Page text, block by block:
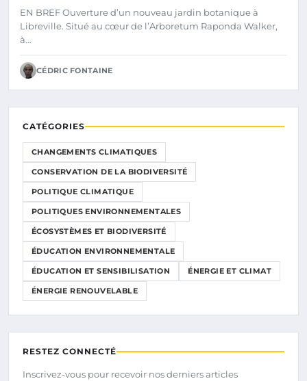
EN BREF Ouverture d’un nouveau jardin botanique à
Libreville. Situé au cœur de l’Arboretum Raponda Walker,
à…
CÉDRIC FONTAINE
CATÉGORIES
CHANGEMENTS CLIMATIQUES
CONSERVATION DE LA BIODIVERSITÉ
POLITIQUE CLIMATIQUE
POLITIQUES ENVIRONNEMENTALES
ÉCOSYSTÈMES ET BIODIVERSITÉ
ÉDUCATION ENVIRONNEMENTALE
ÉDUCATION ET SENSIBILISATION ÉNERGIE ET CLIMAT
ÉNERGIE RENOUVELABLE
RESTEZ CONNECTÉ
Inscrivez-vous pour recevoir nos derniers articles